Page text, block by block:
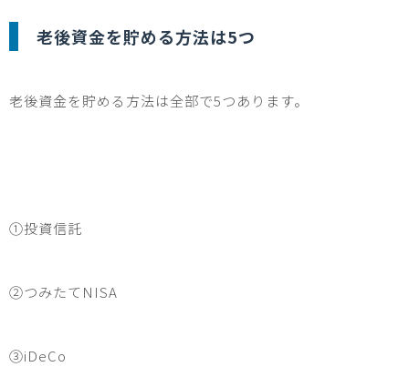
老後資金を貯める方法は5つ
老後資金を貯める方法は全部で5つあります。
①投資信託
②つみたてNISA
③iDeCo